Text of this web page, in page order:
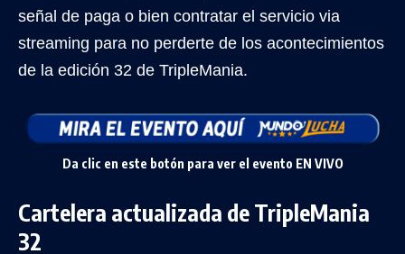
señal de paga o bien contratar el servicio via
streaming para no perderte de los acontecimientos
de la edición 32 de TripleMania.
Da clic en este botón para ver el evento EN VIVO
Cartelera actualizada de TripleMania
32